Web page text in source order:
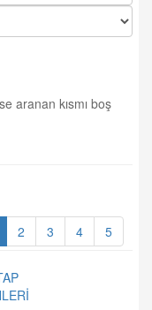
aranan kısmı boş
2 3 4 5